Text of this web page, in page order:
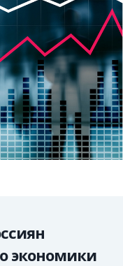
экономики